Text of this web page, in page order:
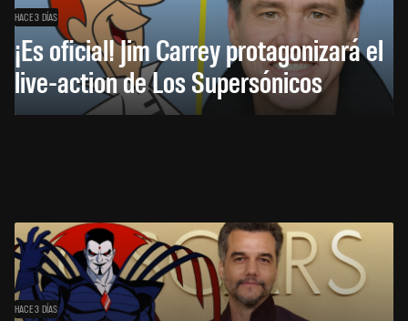
HACE 3 DÍAS
¡Es oficial! Jim Carrey protagonizará el
live-action de Los Supersónicos
HACE 3 DÍAS